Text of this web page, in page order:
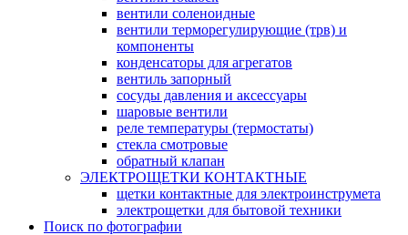
вентили соленоидные
вентили терморегулирующие (трв) и
компоненты
конденсаторы для агрегатов
вентиль запорный
сосуды давления и аксессуары
шаровые вентили
реле температуры (термостаты)
стекла смотровые
обратный клапан
ЭЛЕКТРОЩЕТКИ КОНТАКТНЫЕ
щетки контактные для электроинструмета
электрощетки для бытовой техники
Поиск по фотографии